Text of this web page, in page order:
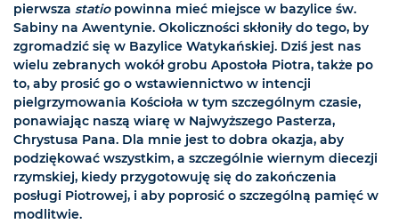
pierwsza statiopowinna mieć miejsce w bazylice św.
Sabiny na Awentynie. Okoliczności skłoniły do tego, by
zgromadzić się w Bazylice Watykańskiej. Dziś jest nas
wielu zebranych wokół grobu Apostoła Piotra, także po
to, aby prosić go o wstawiennictwo w intencji
pielgrzymowania Kościoła w tym szczególnym czasie,
ponawiając naszą wiarę w Najwyższego Pasterza,
Chrystusa Pana. Dla mnie jest to dobra okazja, aby
podziękować wszystkim, a szczególnie wiernym diecezji
rzymskiej, kiedy przygotowuję się do zakończenia
posługi Piotrowej, i aby poprosić o szczególną pamięć w
modlitwie.